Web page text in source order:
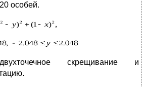
особей.
скрещивание и